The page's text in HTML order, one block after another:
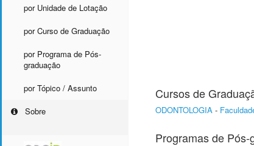
por Unidade de Lotação
por Curso de Graduação
por Programa de Pós-
graduação
por Tópico / Assunto
Sobre
Cursos de
ODONTOLOGIA -
Programas de Pós-